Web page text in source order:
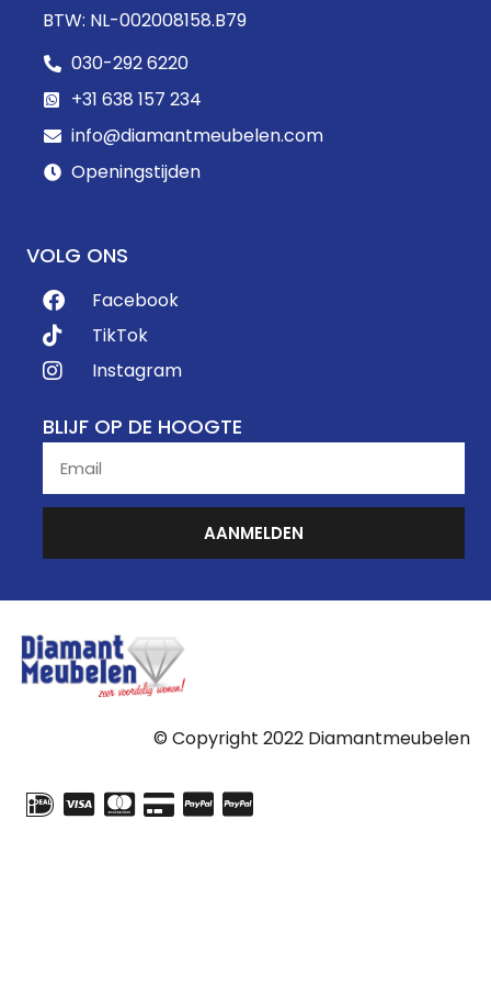
BTW: NL-002008158.B79
030-292 6220
+31 638 157 234
info@diamantmeubelen.com
Openingstijden
VOLG ONS
Facebook
TikTok
Instagram
BLIJF OP DE HOOGTE
AANMELDEN
© Copyright 2022 Diamantmeubelen